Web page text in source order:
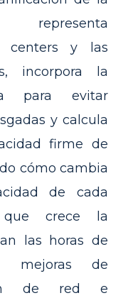
centers y las
incorpora la
para evitar
y calcula
firme de
cómo cambia
de cada
crece la
las horas de
de
de red e